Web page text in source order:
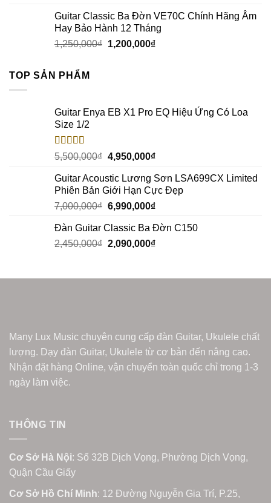
Guitar Classic Ba Đờn VE70C Chính Hãng Âm
Hay Bảo Hành 12 Tháng
1,250,000₫ 1,200,000₫
TOP SẢN PHẨM
Guitar Enya EB X1 Pro EQ Hiệu Ứng Có Loa
Size 1/2
Rated5.00
out of 5
5,500,000₫ 4,950,000₫
Guitar Acoustic Lương Sơn LSA699CX Limited
Phiên Bản Giới Hạn Cực Đẹp
7,000,000₫ 6,990,000₫
Đàn Guitar Classic Ba Đờn C150
2,450,000₫ 2,090,000₫
Many Lux Music chuyên cung cấp đàn Guitar, Ukulele chất
lượng. Dạy đàn Guitar, Ukulele từ cơ bản đến nâng cao.
Nhận đặt hàng Online, vận chuyển toàn quốc chỉ trong 1-3
ngày làm việc.
THÔNG TIN
Cơ Sở Hà Nội: Số 32B Dịch Vọng, Phường Dịch Vọng,
Quận Cầu Giấy
Cơ Sở Hồ Chí Minh: 12 Đường Nguyễn Gia Trí, P.25,